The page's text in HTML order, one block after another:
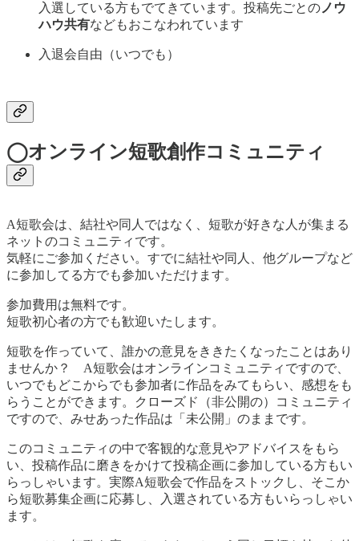
入選している方もでてきています。投稿先ごとの ノウ
ハウ共有などもおこなわれています
入退会自由（いつでも）
◯オンライン短歌創作コミュニティ
A短歌会は、結社や同人ではなく、短歌が好きな人が集まる
ネットのコミュニティです。
気軽にご参加ください。すでに結社や同人、他グループなど
に参加してる方でも参加いただけます。
参加費用は無料です。
短歌初心者の方でも歓迎いたします。
短歌を作っていて、誰かの意見をききたくなったことはあり
ませんか？ A短歌会はオンラインコミュニティですので、
いつでもどこからでも参加者に作品をみてもらい、感想をも
らうことができます。クローズド（非公開の）コミュニティ
ですので、みせあった作品は「未公開」のままです。
このコミュニティの中で客観的な意見やアドバイスをもら
い、投稿作品に磨きをかけて投稿企画に参加している方もい
らっしゃいます。実際A短歌会で作品をストックし、そこか
ら短歌募集企画に応募し、入選されている方もいらっしゃい
ます。